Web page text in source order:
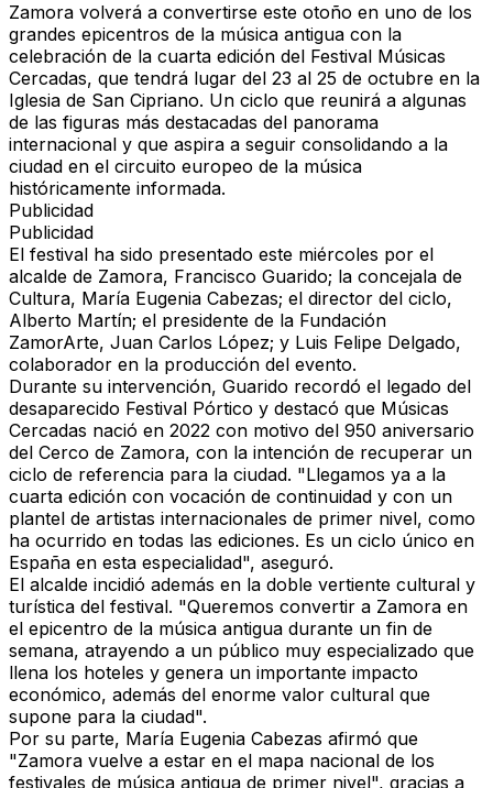
Zamora volverá a convertirse este otoño en uno de los
grandes epicentros de la música antigua con la
celebración de la cuarta edición del Festival Músicas
Cercadas, que tendrá lugar del 23 al 25 de octubre en la
Iglesia de San Cipriano. Un ciclo que reunirá a algunas
de las figuras más destacadas del panorama
internacional y que aspira a seguir consolidando a la
ciudad en el circuito europeo de la música
históricamente informada.
Publicidad
Publicidad
El festival ha sido presentado este miércoles por el
alcalde de Zamora, Francisco Guarido; la concejala de
Cultura, María Eugenia Cabezas; el director del ciclo,
Alberto Martín; el presidente de la Fundación
ZamorArte, Juan Carlos López; y Luis Felipe Delgado,
colaborador en la producción del evento.
Durante su intervención, Guarido recordó el legado del
desaparecido Festival Pórtico y destacó que Músicas
Cercadas nació en 2022 con motivo del 950 aniversario
del Cerco de Zamora, con la intención de recuperar un
ciclo de referencia para la ciudad. "Llegamos ya a la
cuarta edición con vocación de continuidad y con un
plantel de artistas internacionales de primer nivel, como
ha ocurrido en todas las ediciones. Es un ciclo único en
España en esta especialidad", aseguró.
El alcalde incidió además en la doble vertiente cultural y
turística del festival. "Queremos convertir a Zamora en
el epicentro de la música antigua durante un fin de
semana, atrayendo a un público muy especializado que
llena los hoteles y genera un importante impacto
económico, además del enorme valor cultural que
supone para la ciudad".
Por su parte, María Eugenia Cabezas afirmó que
"Zamora vuelve a estar en el mapa nacional de los
festivales de música antigua de primer nivel", gracias a